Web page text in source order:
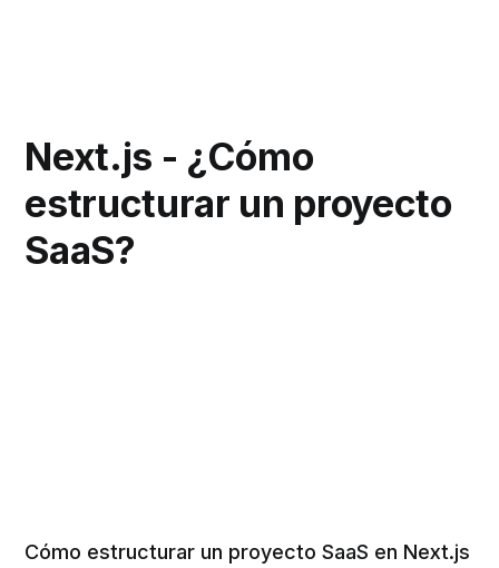
Next.js - ¿Cómo
estructurar un proyecto
SaaS?
Cómo estructurar un proyecto SaaS en Next.js